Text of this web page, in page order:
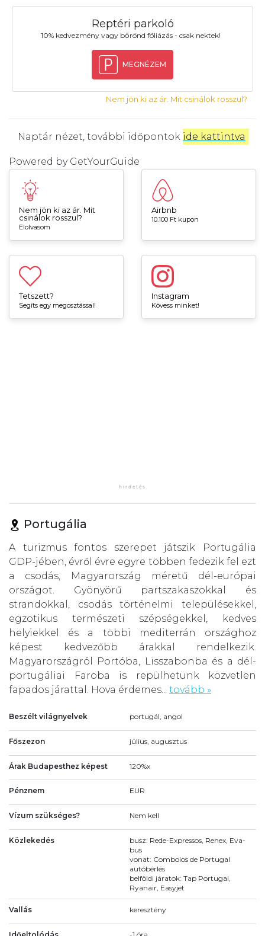
Reptéri parkoló
10% kedvezmény vagy bőrönd fóliázás - csak nektek!
MEGNÉZEM
Nem jön ki az ár. Mit csinálok rosszul?
Naptár nézet, további időpontok ide kattintva
Powered by GetYourGuide
Nem jön ki az ár. Mit
csinálok rosszul?
Elolvasom
Airbnb
10.100 Ft kupon
Tetszett?
Segíts egy megosztással!
Instagram
Kövess minket!
Portugália
A turizmus fontos szerepet játszik Portugália
GDP-jében, évről évre egyre többen fedezik fel ezt
a csodás, Magyarország méretű dél-európai
országot. Gyönyörű partszakaszokkal és
strandokkal, csodás történelmi településekkel,
egzotikus természeti szépségekkel, kedves
helyiekkel és a többi mediterrán országhoz
képest kedvezőbb árakkal rendelkezik.
Magyarországról Portóba, Lisszabonba és a dél-
portugáliai Faroba is repülhetünk közvetlen
fapados járattal. Hova érdemes... tovább »
Beszélt világnyelvek portugál, angol
Főszezon július, augusztus
Árak Budapesthez képest 120%x
Pénznem EUR
Vízum szükséges? Nem kell
Közlekedés
busz: Rede-Expressos, Renex, Eva-
bus
vonat: Comboios de Portugal
autóbérlés
belföldi járatok: Tap Portugal,
Ryanair, Easyjet
Vallás keresztény